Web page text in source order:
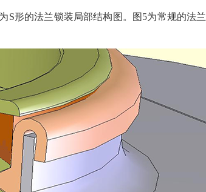
S形的法兰锁装局部结构图。图5为常规的法